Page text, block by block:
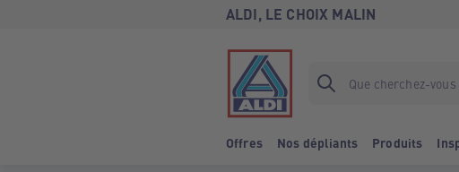
ALDI, LE CHOIX MALIN
Offres Nos dépliants Produits